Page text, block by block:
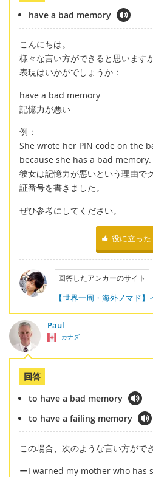
have a bad memory
こんにちは。
様々な言い方ができると思います
表現はいかがでしょうか：
have a bad memory
記憶力が悪い
例：
She wrote her PIN code on the
because she has a bad memory.
彼女は記憶力が悪いという理由で
証番号を書きました。
ぜひ参考にしてください。
役に立った
回答したアンカーのサイト
【世界一周・海外ノマド
Paul
カナダ
回答
to have a bad memory
to have a failing memory
この場合、次のような言い方がで
ーI warned my mother who has